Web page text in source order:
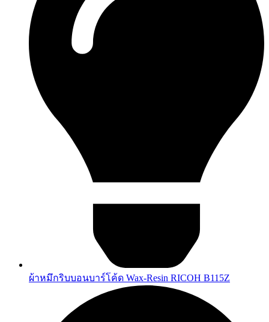
ผ้าหมึกริบบอนบาร์โค้ด Wax-Resin RICOH B115Z